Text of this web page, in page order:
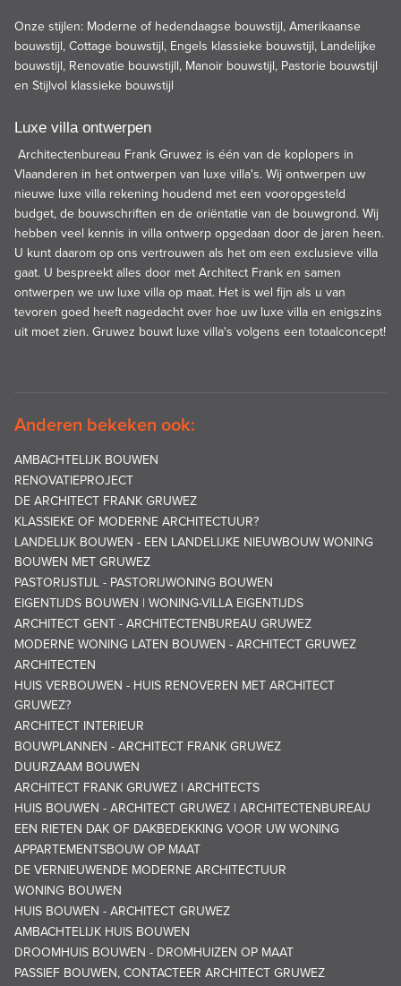
Onze stijlen: Moderne of hedendaagse bouwstijl, Amerikaanse
bouwstijl, Cottage bouwstijl, Engels klassieke bouwstijl, Landelijke
bouwstijl, Renovatie bouwstijll, Manoir bouwstijl, Pastorie bouwstijl
en Stijlvol klassieke bouwstijl
Luxe villa ontwerpen
Architectenbureau Frank Gruwez is één van de koplopers in
Vlaanderen in het ontwerpen van luxe villa's. Wij ontwerpen uw
nieuwe luxe villa rekening houdend met een vooropgesteld
budget, de bouwschriften en de oriëntatie van de bouwgrond. Wij
hebben veel kennis in villa ontwerp opgedaan door de jaren heen.
U kunt daarom op ons vertrouwen als het om een exclusieve villa
gaat. U bespreekt alles door met Architect Frank en samen
ontwerpen we uw luxe villa op maat. Het is wel fijn als u van
tevoren goed heeft nagedacht over hoe uw luxe villa en enigszins
uit moet zien. Gruwez bouwt luxe villa's volgens een totaalconcept!
Anderen bekeken ook:
AMBACHTELIJK BOUWEN
RENOVATIEPROJECT
DE ARCHITECT FRANK GRUWEZ
KLASSIEKE OF MODERNE ARCHITECTUUR?
LANDELIJK BOUWEN - EEN LANDELIJKE NIEUWBOUW WONING
BOUWEN MET GRUWEZ
PASTORIJSTIJL - PASTORIJWONING BOUWEN
EIGENTIJDS BOUWEN | WONING-VILLA EIGENTIJDS
ARCHITECT GENT - ARCHITECTENBUREAU GRUWEZ
MODERNE WONING LATEN BOUWEN - ARCHITECT GRUWEZ
ARCHITECTEN
HUIS VERBOUWEN - HUIS RENOVEREN MET ARCHITECT
GRUWEZ?
ARCHITECT INTERIEUR
BOUWPLANNEN - ARCHITECT FRANK GRUWEZ
DUURZAAM BOUWEN
ARCHITECT FRANK GRUWEZ | ARCHITECTS
HUIS BOUWEN - ARCHITECT GRUWEZ | ARCHITECTENBUREAU
EEN RIETEN DAK OF DAKBEDEKKING VOOR UW WONING
APPARTEMENTSBOUW OP MAAT
DE VERNIEUWENDE MODERNE ARCHITECTUUR
WONING BOUWEN
HUIS BOUWEN - ARCHITECT GRUWEZ
AMBACHTELIJK HUIS BOUWEN
DROOMHUIS BOUWEN - DROMHUIZEN OP MAAT
PASSIEF BOUWEN, CONTACTEER ARCHITECT GRUWEZ